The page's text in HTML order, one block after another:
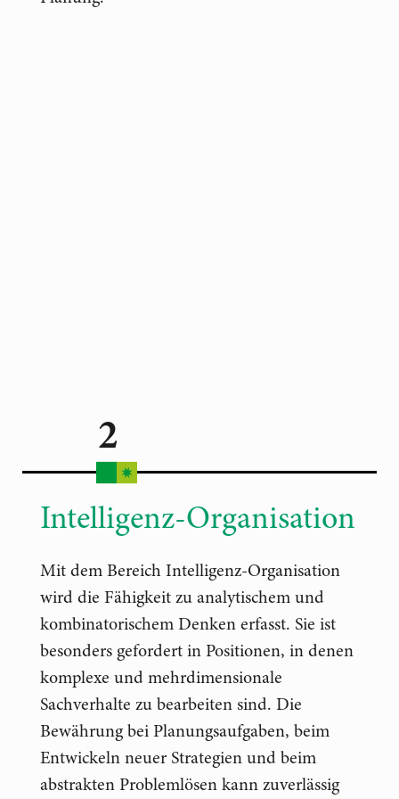
2
Intelligenz-Organisation
Mit dem Bereich Intelligenz-Organisation
wird die Fähigkeit zu analytischem und
kombinatorischem Denken erfasst. Sie ist
besonders gefordert in Positionen, in denen
komplexe und mehrdimensionale
Sachverhalte zu bearbeiten sind. Die
Bewährung bei Planungsaufgaben, beim
Entwickeln neuer Strategien und beim
abstrakten Problemlösen kann zuverlässig